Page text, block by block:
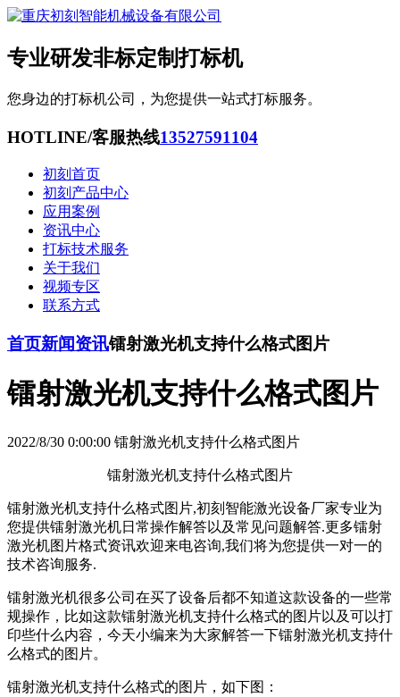
专业研发非标定制打标机
您身边的打标机公司，为您提供一站式打标服务。
HOTLINE/客服热线13527591104
初刻首页
初刻产品中心
应用案例
资讯中心
打标技术服务
关于我们
视频专区
联系方式
首页新闻资讯镭射激光机支持什么格式图片
镭射激光机支持什么格式图片
2022/8/30 0:00:00 镭射激光机支持什么格式图片
镭射激光机支持什么格式图片
镭射激光机支持什么格式图片,初刻智能激光设备厂家专业为
您提供镭射激光机日常操作解答以及常见问题解答.更多镭射
激光机图片格式资讯欢迎来电咨询,我们将为您提供一对一的
技术咨询服务.
镭射激光机很多公司在买了设备后都不知道这款设备的一些常
规操作，比如这款镭射激光机支持什么格式的图片以及可以打
印些什么内容，今天小编来为大家解答一下镭射激光机支持什
么格式的图片。
镭射激光机支持什么格式的图片，如下图：